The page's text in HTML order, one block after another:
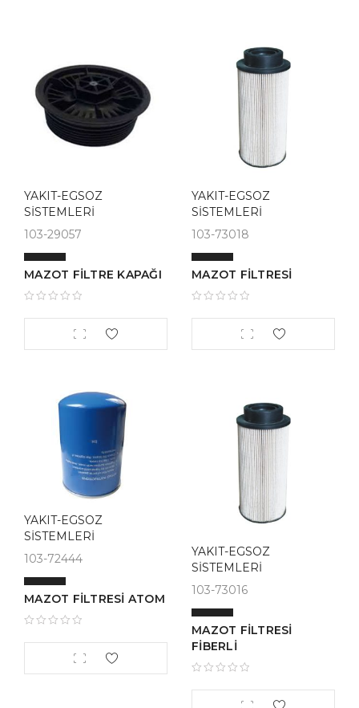
YAKIT-EGSOZ
SİSTEMLERİ
103-29057
MAZOT FİLTRE KAPAĞI
YAKIT-EGSOZ
SİSTEMLERİ
103-73018
MAZOT FİLTRESİ
YAKIT-EGSOZ
SİSTEMLERİ
103-72444
MAZOT FİLTRESİ ATOM
YAKIT-EGSOZ
SİSTEMLERİ
103-73016
MAZOT FİLTRESİ
FİBERLİ